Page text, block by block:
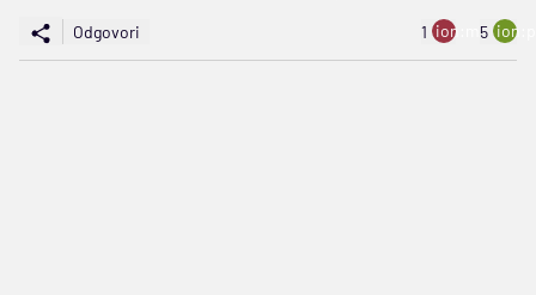
Odgovori 1 ion:minus
5